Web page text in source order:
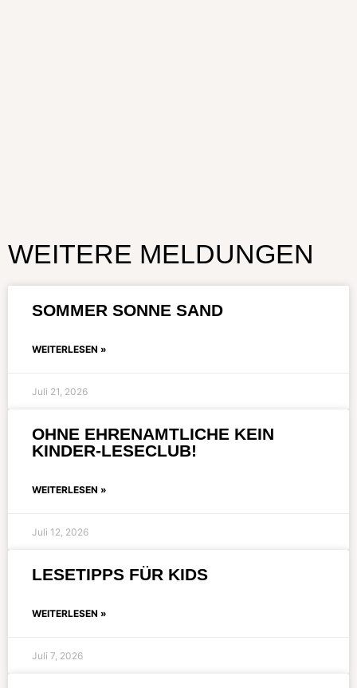
WEITERE MELDUNGEN
SOMMER SONNE SAND
WEITERLESEN »
Juli 21, 2026
OHNE EHRENAMTLICHE KEIN
KINDER-LESECLUB!
WEITERLESEN »
Juli 12, 2026
LESETIPPS FÜR KIDS
WEITERLESEN »
Juli 7, 2026